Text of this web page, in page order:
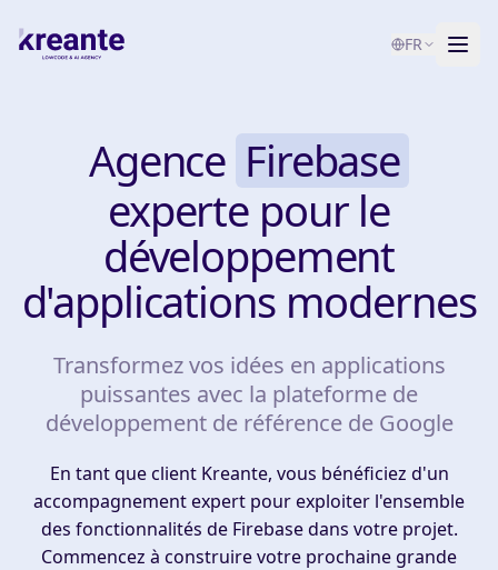
FR
NOUVEAU
Test de maturité IA
Agence Firebase
experte pour le
développement
d'applications modernes
Transformez vos idées en applications
puissantes avec la plateforme de
développement de référence de Google
En tant que client Kreante, vous bénéficiez d'un
accompagnement expert pour exploiter l'ensemble
des fonctionnalités de Firebase dans votre projet.
Commencez à construire votre prochaine grande